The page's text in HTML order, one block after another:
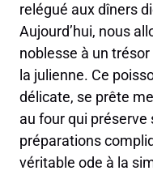
relégué aux dîners
Aujourd’hui, nous
noblesse à un
la julienne. Ce
délicate, se prête
au four qui
préparations
véritable ode à la